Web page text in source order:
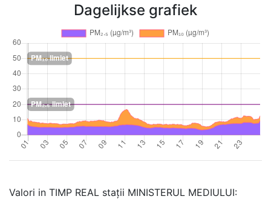
Dagelijkse grafiek
Valori in TIMP REAL stații MINISTERUL MEDIULUI: